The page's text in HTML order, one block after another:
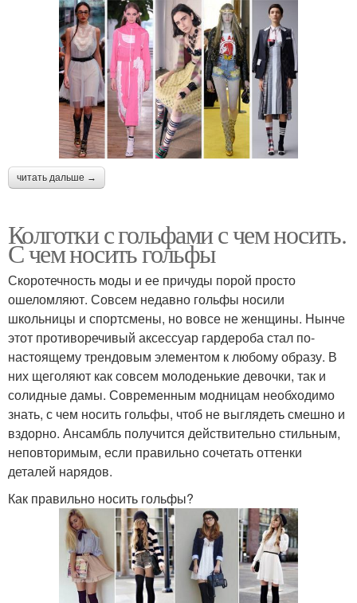
читать дальше →
Колготки с гольфами с чем носить.
С чем носить гольфы
Скоротечность моды и ее причуды порой просто
ошеломляют. Совсем недавно гольфы носили
школьницы и спортсмены, но вовсе не женщины. Нынче
этот противоречивый аксессуар гардероба стал по-
настоящему трендовым элементом к любому образу. В
них щеголяют как совсем молоденькие девочки, так и
солидные дамы. Современным модницам необходимо
знать, с чем носить гольфы, чтоб не выглядеть смешно и
вздорно. Ансамбль получится действительно стильным,
неповторимым, если правильно сочетать оттенки
деталей нарядов.
Как правильно носить гольфы?